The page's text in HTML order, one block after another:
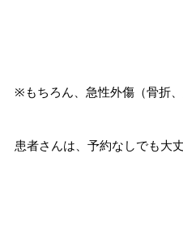
※もちろん、急性外傷（骨折
患者さんは、予約なしでも大丈